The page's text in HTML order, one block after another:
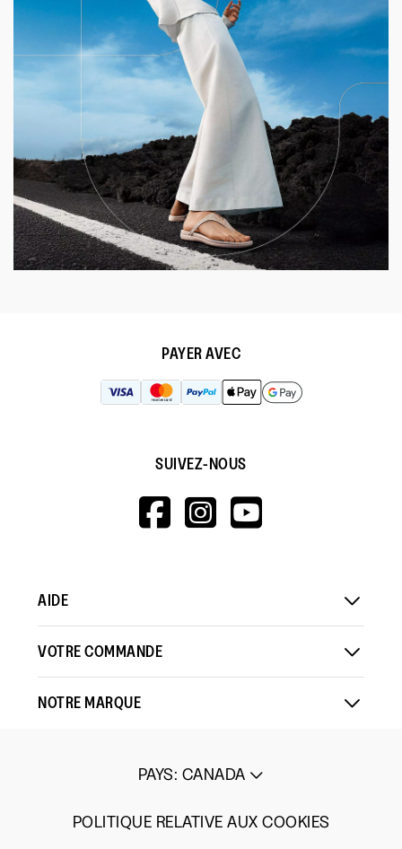
PAYER AVEC
SUIVEZ-NOUS
HTTPS://
HTTPS://
AIDE
VOTRE COMMANDE
NOTRE MARQUE
PAYS: CANADA
POLITIQUE RELATIVE AUX COOKIES